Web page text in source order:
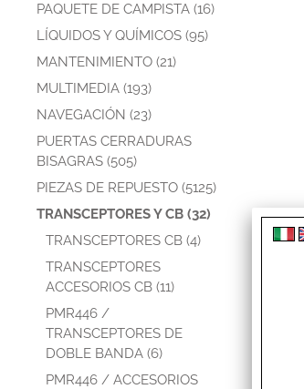
PAQUETE DE CAMPISTA (16)
LÍQUIDOS Y QUÍMICOS (95)
MANTENIMIENTO (21)
MULTIMEDIA (193)
NAVEGACIÓN (23)
PUERTAS CERRADURAS
BISAGRAS (505)
PIEZAS DE REPUESTO (5125)
TRANSCEPTORES Y CB (32)
TRANSCEPTORES CB (4)
TRANSCEPTORES
ACCESORIOS CB (11)
PMR446 /
TRANSCEPTORES DE
DOBLE BANDA (6)
PMR446 / ACCESORIOS